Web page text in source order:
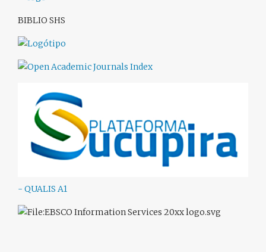
BIBLIO SHS
- QUALIS A1